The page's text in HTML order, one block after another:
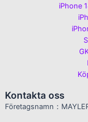
iPhone
Kontakta oss
Företagsnamn：